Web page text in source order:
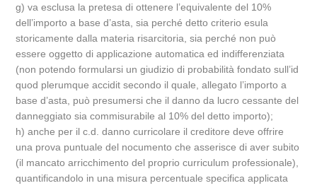
g) va esclusa la pretesa di ottenere l’equivalente del 10%
dell’importo a base d’asta, sia perché detto criterio esula
storicamente dalla materia risarcitoria, sia perché non può
essere oggetto di applicazione automatica ed indifferenziata
(non potendo formularsi un giudizio di probabilità fondato sull’id
quod plerumque accidit secondo il quale, allegato l’importo a
base d’asta, può presumersi che il danno da lucro cessante del
danneggiato sia commisurabile al 10% del detto importo);
h) anche per il c.d. danno curricolare il creditore deve offrire
una prova puntuale del nocumento che asserisce di aver subito
(il mancato arricchimento del proprio curriculum professionale),
quantificandolo in una misura percentuale specifica applicata